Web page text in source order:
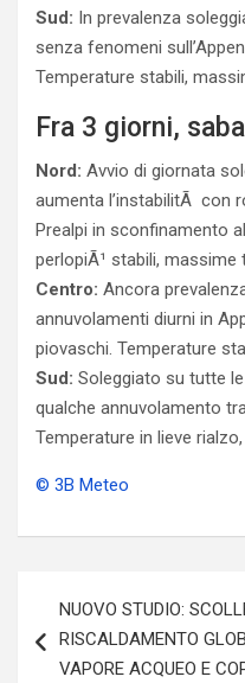
Sud: In prevalenza
senza fenomeni
Temperature stabili,
Fra 3 giorni,
Nord: Avvio di giornata
aumenta l’instabilitÃ con
Prealpi in sconfinamento
perlopiÃ¹ stabili, massime
Centro: Ancora
annuvolamenti diurni in
piovaschi. Temperature
Sud: Soleggiato su tutte
qualche annuvolamento
Temperature in lieve
© 3B Meteo
articoli
NUOVO STUDIO:
RISCALDAMENTO
VAPORE ACQUEO E